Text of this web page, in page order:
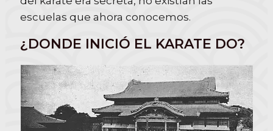
escuelas que ahora conocemos.
¿DONDE INICIÓ EL KARATE DO?